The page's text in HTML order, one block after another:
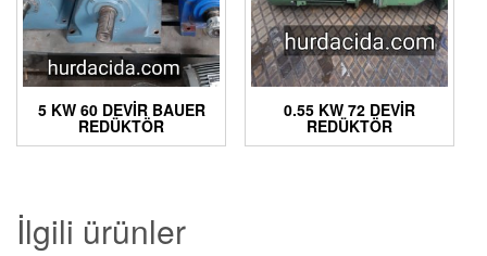
5 KW 60 DEVIR BAUER
REDÜKTÖR
0.55 KW 72 DEVIR
REDÜKTÖR
İlgili ürünler